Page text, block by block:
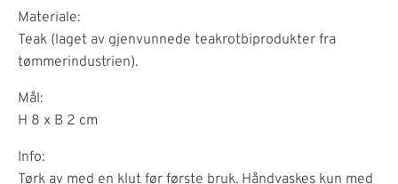
Materiale:
Teak (laget av gjenvunnede teakrotbiprodukter fra
tømmerindustrien).
Mål:
H 8 x B 2 cm
Info:
Tørk av med en klut før første bruk. Håndvaskes kun med